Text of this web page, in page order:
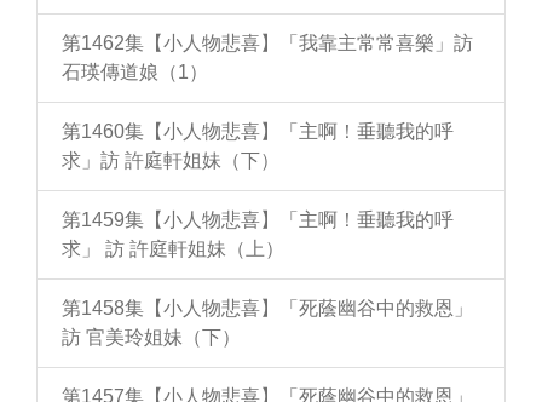
第1462集【小人物悲喜】「我靠主常常喜樂」訪
石瑛傳道娘（1）
第1460集【小人物悲喜】「主啊！垂聽我的呼
求」訪 許庭軒姐妹（下）
第1459集【小人物悲喜】「主啊！垂聽我的呼
求」 訪 許庭軒姐妹（上）
第1458集【小人物悲喜】「死蔭幽谷中的救恩」
訪 官美玲姐妹（下）
第1457集【小人物悲喜】「死蔭幽谷中的救恩」